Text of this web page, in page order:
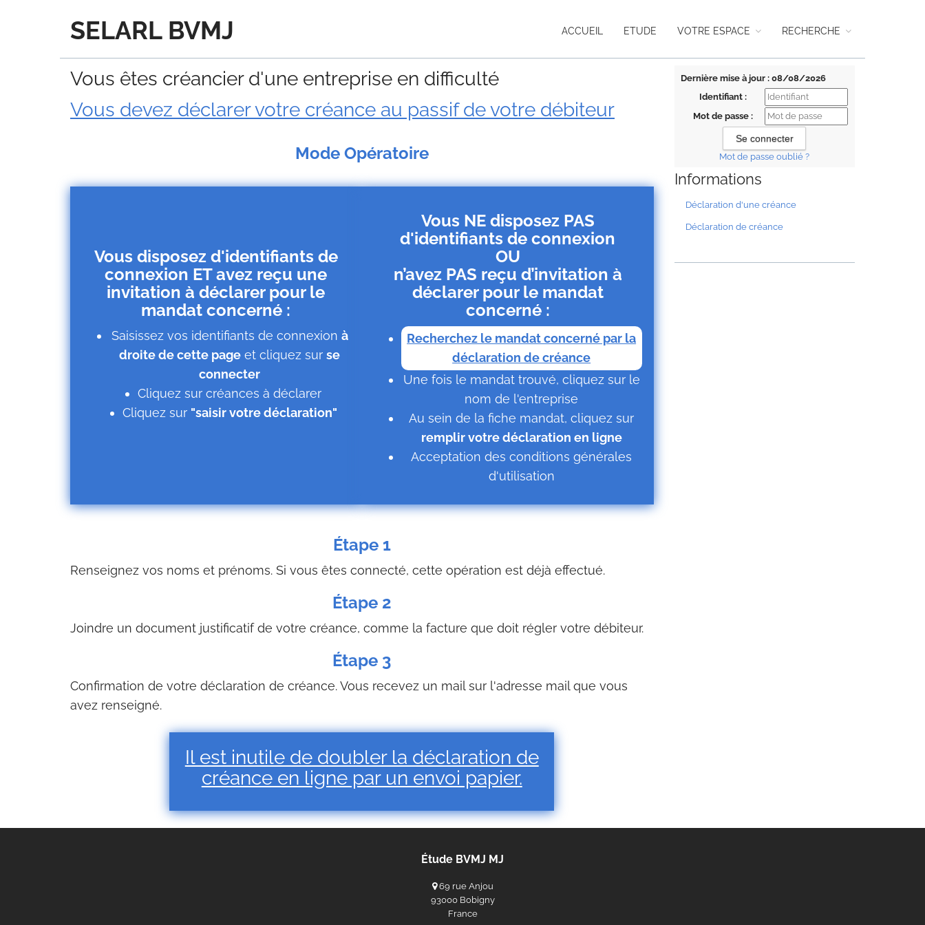
SELARL BVMJ ACCUEIL ETUDE VOTRE ESPACE RECHERCHE
Dernière mise à jour : 08/08/2026
Identifiant :
Mot de passe :
Mot de passe oublié ?
Informations
Déclaration d'une créance
Déclaration de créance
Vous êtes créancier d'une entreprise en difficulté
Vous devez déclarer votre créance au passif de votre débiteur
Mode Opératoire
Vous disposez d'identifiants de
connexion ET avez reçu une
invitation à déclarer pour le
mandat concerné :
Saisissez vos identifiants de connexion à
droite de cette page et cliquez surse
connecter
Cliquez sur créances à déclarer
Cliquez sur "saisir votre déclaration"
Vous NE disposez PAS
d'identifiants de connexion
OU
n’avez PAS reçu d’invitation à
déclarer pour le mandat
concerné :
Recherchez le mandat concerné par la
déclaration de créance
Une fois le mandat trouvé, cliquez sur le
nom de l'entreprise
Au sein de la fiche mandat, cliquez sur
remplir votre déclaration en ligne
Acceptation des conditions générales
d'utilisation
Étape 1
Renseignez vos noms et prénoms. Si vous êtes connecté, cette opération est déjà effectué.
Étape 2
Joindre un document justificatif de votre créance, comme la facture que doit régler votre débiteur.
Étape 3
Confirmation de votre déclaration de créance. Vous recevez un mail sur l'adresse mail que vous
avez renseigné.
Il est inutile de doubler la déclaration de
créance en ligne par un envoi papier.
Étude BVMJ MJ
69 rue Anjou
93000 Bobigny
France